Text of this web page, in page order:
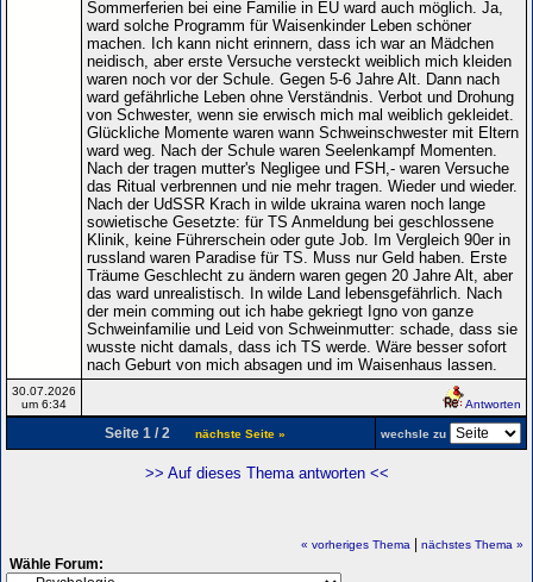
Sommerferien bei eine Familie in EU ward auch möglich. Ja,
ward solche Programm für Waisenkinder Leben schöner
machen. Ich kann nicht erinnern, dass ich war an Mädchen
neidisch, aber erste Versuche versteckt weiblich mich kleiden
waren noch vor der Schule. Gegen 5-6 Jahre Alt. Dann nach
ward gefährliche Leben ohne Verständnis. Verbot und Drohung
von Schwester, wenn sie erwisch mich mal weiblich gekleidet.
Glückliche Momente waren wann Schweinschwester mit Eltern
ward weg. Nach der Schule waren Seelenkampf Momenten.
Nach der tragen mutter's Negligee und FSH,- waren Versuche
das Ritual verbrennen und nie mehr tragen. Wieder und wieder.
Nach der UdSSR Krach in wilde ukraina waren noch lange
sowietische Gesetzte: für TS Anmeldung bei geschlossene
Klinik, keine Führerschein oder gute Job. Im Vergleich 90er in
russland waren Paradise für TS. Muss nur Geld haben. Erste
Träume Geschlecht zu ändern waren gegen 20 Jahre Alt, aber
das ward unrealistisch. In wilde Land lebensgefährlich. Nach
der mein comming out ich habe gekriegt Igno von ganze
Schweinfamilie und Leid von Schweinmutter: schade, dass sie
wusste nicht damals, dass ich TS werde. Wäre besser sofort
nach Geburt von mich absagen und im Waisenhaus lassen.
30.07.2026
um 6:34
Antworten
Seite 1 / 2 nächste Seite » wechsle zu
>> Auf dieses Thema antworten <<
« vorheriges Thema nächstes Thema »
Wähle Forum: